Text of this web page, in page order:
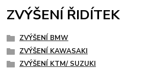
ZVÝŠENÍ ŘIDÍTEK
ZVÝŠENÍ BMW
ZVÝŠENÍ KAWASAKI
ZVÝŠENÍ KTM/ SUZUKI